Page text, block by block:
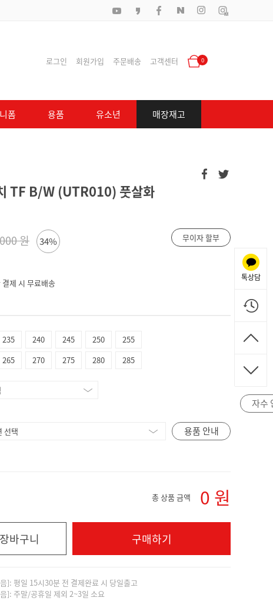
로그인 회원가입 주문배송 고객센터 0
폼 용품 유소년 매장재고
TF B/W (UTR010) 풋살화
원 34% 무이자 할부
제 시 무료배송
235 240 245 250
255
265 270 275 280 285
용품 안내
자수
총 상품 금액 0 원
장바구니 구매하기
]: 평일 15시30분 전 결제완료 시 당일출고
]: 주말/공휴일 제외 2~3일 소요
톡상담